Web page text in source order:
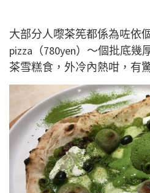
大部分人嚟茶筅都係為咗依
pizza（780yen）～個批底
茶雪糕食，外冷內熱咁，有